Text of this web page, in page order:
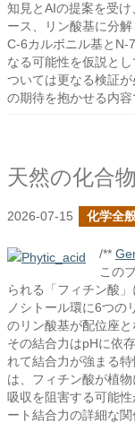
知見とAIの提案を受
ース、リン酸基に分
C-6カルボニル基とN-
なる可能性を仮説と
ついては更なる検証
の期待を抱かせる内容
2026-07-15 化学全
/**
この
られる「フィチン酸
ノシトール環に6つの
のリン酸基が配位座と
その結合力はpHに依
れて結合力が強まる
は、フィチン酸が植
吸収を阻害する可能
ート結合力の詳細な